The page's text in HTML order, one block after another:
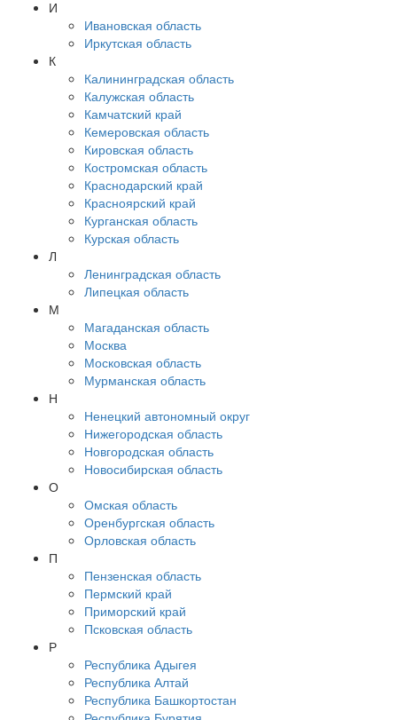
И
Ивановская область
Иркутская область
К
Калининградская область
Калужская область
Камчатский край
Кемеровская область
Кировская область
Костромская область
Краснодарский край
Красноярский край
Курганская область
Курская область
Л
Ленинградская область
Липецкая область
М
Магаданская область
Москва
Московская область
Мурманская область
Н
Ненецкий автономный округ
Нижегородская область
Новгородская область
Новосибирская область
О
Омская область
Оренбургская область
Орловская область
П
Пензенская область
Пермский край
Приморский край
Псковская область
Р
Республика Адыгея
Республика Алтай
Республика Башкортостан